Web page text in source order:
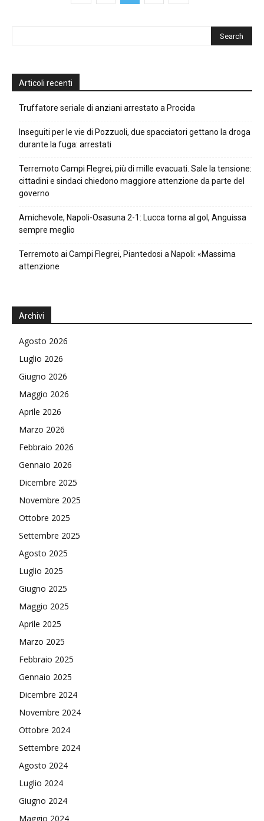
Articoli recenti
Truffatore seriale di anziani arrestato a Procida
Inseguiti per le vie di Pozzuoli, due spacciatori gettano la droga
durante la fuga: arrestati
Terremoto Campi Flegrei, più di mille evacuati. Sale la tensione:
cittadini e sindaci chiedono maggiore attenzione da parte del
governo
Amichevole, Napoli-Osasuna 2-1: Lucca torna al gol, Anguissa
sempre meglio
Terremoto ai Campi Flegrei, Piantedosi a Napoli: «Massima
attenzione
Archivi
Agosto 2026
Luglio 2026
Giugno 2026
Maggio 2026
Aprile 2026
Marzo 2026
Febbraio 2026
Gennaio 2026
Dicembre 2025
Novembre 2025
Ottobre 2025
Settembre 2025
Agosto 2025
Luglio 2025
Giugno 2025
Maggio 2025
Aprile 2025
Marzo 2025
Febbraio 2025
Gennaio 2025
Dicembre 2024
Novembre 2024
Ottobre 2024
Settembre 2024
Agosto 2024
Luglio 2024
Giugno 2024
Maggio 2024